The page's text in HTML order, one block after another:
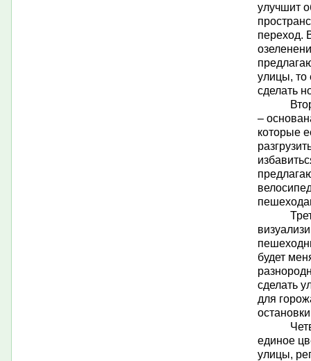
улучшит
переход.
улицы, то
сделать
–
которые
будет
сделать
для
единое
улицы,